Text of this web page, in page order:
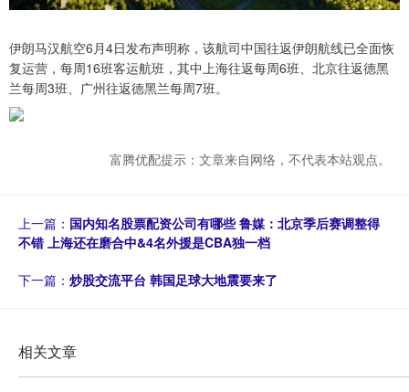
伊朗马汉航空6月4日发布声明称，该航司中国往返伊朗航线已全面恢
复运营，每周16班客运航班，其中上海往返每周6班、北京往返德黑
兰每周3班、广州往返德黑兰每周7班。
富腾优配提示：文章来自网络，不代表本站观点。
上一篇： 国内知名股票配资公司有哪些 鲁媒：北京季后赛调整得
不错 上海还在磨合中&4名外援是CBA独一档
下一篇： 炒股交流平台 韩国足球大地震要来了
相关文章